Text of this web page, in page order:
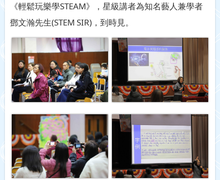
《輕鬆玩樂學STEAM》，星級講者為知名藝人兼學者
鄧文瀚先生(STEM SIR)，到時見。